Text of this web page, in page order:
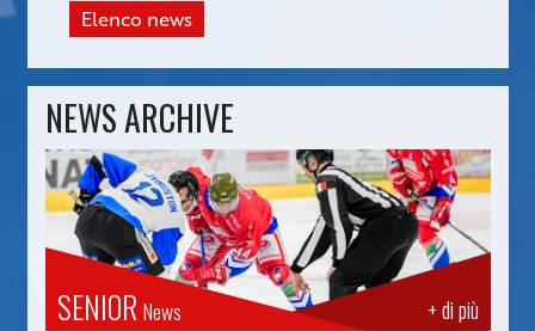
Elenco news
NEWS ARCHIVE
+ di più
SENIOR News